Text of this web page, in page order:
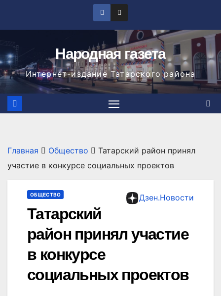
Народная газета
Интернет-издание Татарского района
Главная Общество
Татарский район принял
участие в конкурсе социальных проектов
Дзен.Новости
ОБЩЕСТВО
Татарский
район принял участие
в конкурсе
социальных проектов